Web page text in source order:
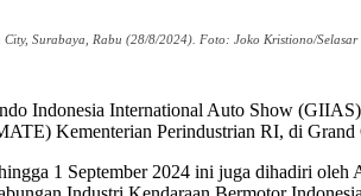
Surabaya, Rabu (28/8/2024). Foto: Joko Kristiono/Selasar
Indonesia International Auto Show
Kementerian Perindustrian RI, di Grand
1 September 2024 ini juga dihadiri